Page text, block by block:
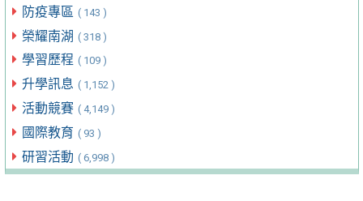
防疫專區 ( 143 )
榮耀南湖 ( 318 )
學習歷程 ( 109 )
升學訊息 ( 1,152 )
活動競賽 ( 4,149 )
國際教育 ( 93 )
研習活動 ( 6,998 )